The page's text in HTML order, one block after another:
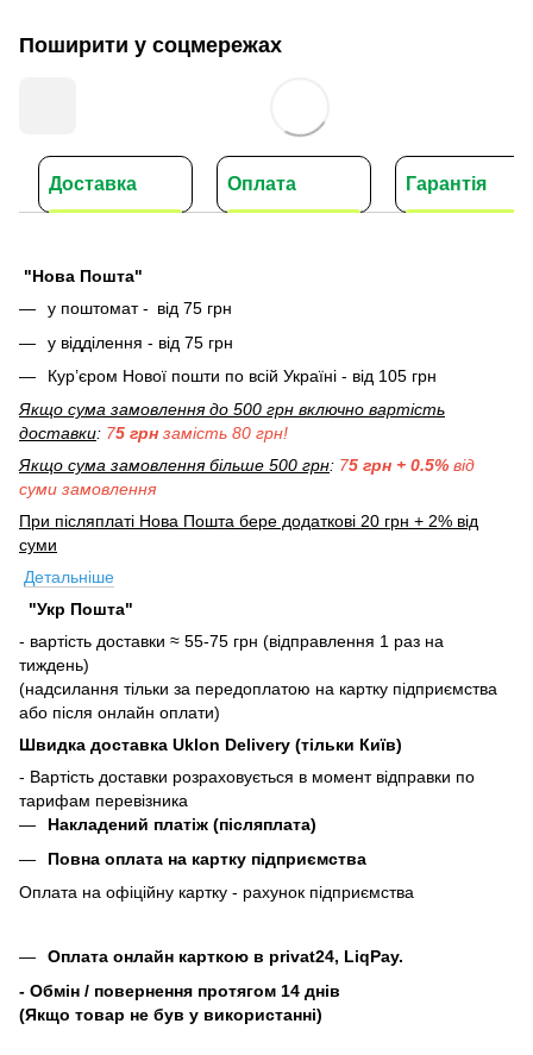
Поширити у соцмережах
Доставка Оплата Гарантія
"Нова Пошта"
у поштомат - від 75 грн
у відділення - від 75 грн
Кур’єром Нової пошти по всій Україні - від 105 грн
Якщо сума замовлення до 500 грн включно вартість
доставки: 75 грн замість 80 грн!
Якщо сума замовлення більше 500 грн: 75 грн + 0.5% від
суми замовлення
При післяплаті Нова Пошта бере додаткові 20 грн + 2% від
суми
Детальніше
"Укр Пошта"
- вартість доставки ≈ 55-75 грн (відправлення 1 раз на
тиждень)
(надсилання тільки за передоплатою на картку підприємства
або після онлайн оплати)
Швидка доставка Uklon Delivery (тільки Київ)
- Вартість доставки розраховується в момент відправки по
тарифам перевізника
Накладений платіж (післяплата)
Повна оплата на картку підприємства
Оплата на офіційну картку - рахунок підприємства
Оплата онлайн карткою в privat24, LiqPay.
- Обмін / повернення протягом 14 днів
(Якщо товар не був у використанні)